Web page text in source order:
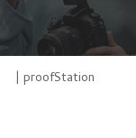
| proofStation